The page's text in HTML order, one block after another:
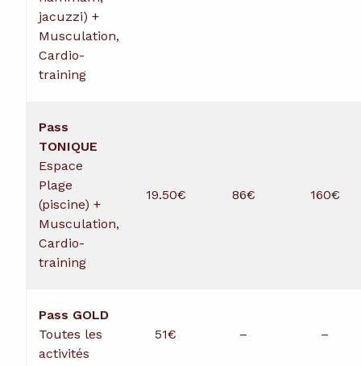
jacuzzi) +
Musculation,
Cardio-
training
Pass
TONIQUE
Espace
Plage
(piscine) +
Musculation,
Cardio-
training
19.50€ 86€ 160€
Pass GOLD
Toutes les
activités
51€ – –